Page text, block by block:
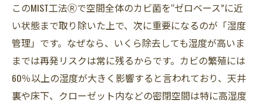
このMIST工法Ⓡで空間全体のカビ菌を“ゼロベース”に近
い状態まで取り除いた上で、次に重要になるのが「湿度
管理」です。なぜなら、いくら除去しても湿度が高いま
までは再発リスクは常に残るからです。カビの繁殖には
60％以上の湿度が大きく影響すると言われており、天井
裏や床下、クローゼット内などの密閉空間は特に高湿度